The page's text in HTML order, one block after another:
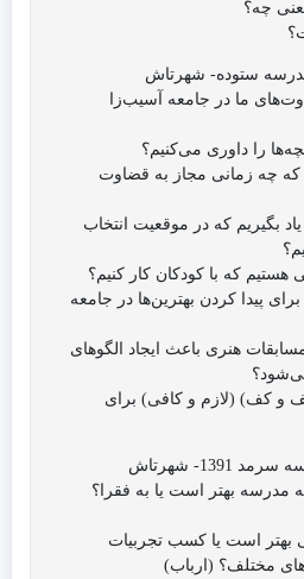
ما در جامعه آسیب‌زا
که چه زمانی مجاز به قضاوت
یاد بگیریم که در موقعیت انتخاب
پیدا کردن بهترین‌ها در جامعه
مسابقات هنری باعث ایجاد الگوهای
و کف) (لازم و کافی) برای
مدرسه بهتر است یا به فقرا؟
بهتر است یا کسب تجربیات
مختلف؟ (ارباب)